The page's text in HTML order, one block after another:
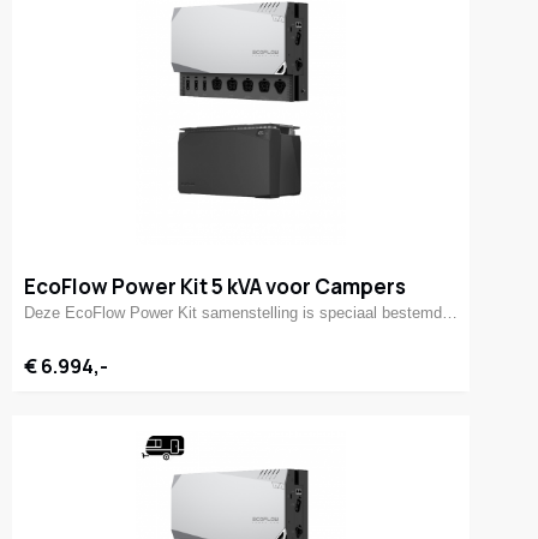
EcoFlow Power Kit 5 kVA voor Campers
Deze EcoFlow Power Kit samenstelling is speciaal bestemd…
€ 6.994,-